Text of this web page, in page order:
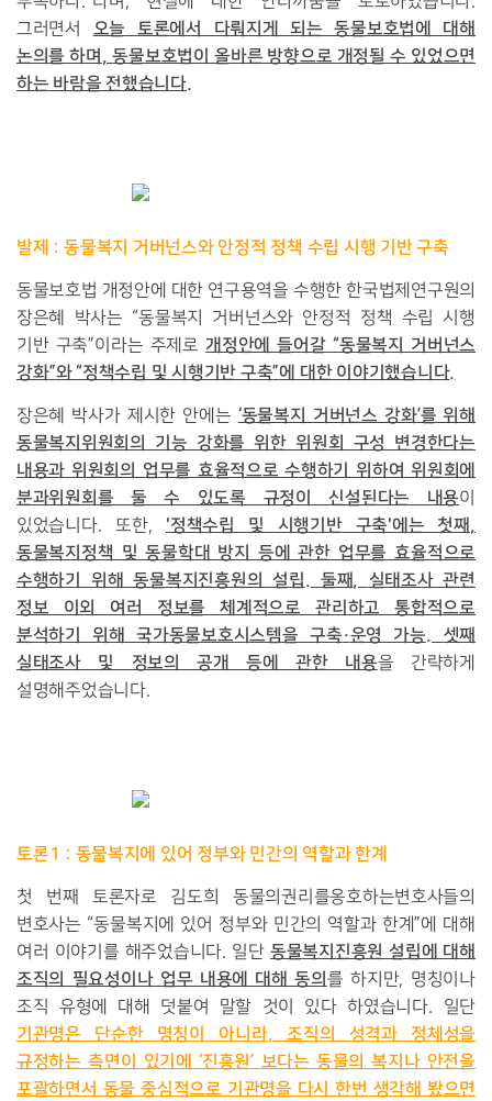
그러면서 오늘 토론에서 다뤄지게 되는 동물보호법에 대해
논의를 하며 ,동물보호법이 올바른 방향으로 개정될 수 있었으면
하는 바람을 전했습니다.
발제 :동물복지 거버넌스와 안정적 정책 수립 시행 기반 구축
동물보호법 개정안에 대한 연구용역을 수행한 한국법제연구원의
장은혜 박사는 “동물복지 거버넌스와 안정적 정책 수립 시행
기반 구축”이라는 주제로 개정안에 들어갈 “동물복지 거버넌스
강화”와“정책수립 및 시행기반 구축”에 대한 이야기했습니다.
장은혜 박사가 제시한 안에는 ‘동물복지 거버넌스 강화’를 위해
동물복지위원회의 기능 강화를 위한 위원회 구성 변경한다는
내용과 위원회의 업무를 효율적으로 수행하기 위하여 위원회에
분과위원회를 둘 수 있도록 규정이 신설된다는 내용이
있었습니다.또한, '정책수립 및 시행기반 구축'에는 첫째,
동물복지정책 및 동물학대 방지 등에 관한 업무를 효율적으로
수행하기 위해 동물복지진흥원의 설립. 둘째, 실태조사 관련
정보 이외 여러 정보를 체계적으로 관리하고 통합적으로
분석하기 위해 국가동물보호시스템을 구축·운영 가능. 셋째
실태조사 및 정보의 공개 등에 관한 내용을 간략하게
설명해주었습니다.
토론1 : 동물복지에 있어 정부와 민간의 역할과 한계
첫 번째 토론자로 김도희 동물의권리를옹호하는변호사들의
변호사는 “동물복지에 있어 정부와 민간의 역할과 한계”에 대해
여러 이야기를 해주었습니다. 일단 동물복지진흥원 설립에 대해
조직의 필요성이나 업무 내용에 대해 동의 를 하지만, 명칭이나
조직 유형에 대해 덧붙여 말할 것이 있다 하였습니다. 일단
기관명은 단순한 명칭이 아니라,조직의 성격과 정체성을
규정하는 측면이 있기에 ‘진흥원’ 보다는 동물의 복지나 안전을
포괄하면서 동물 중심적으로 기관명을 다시 한번 생각해 봤으면